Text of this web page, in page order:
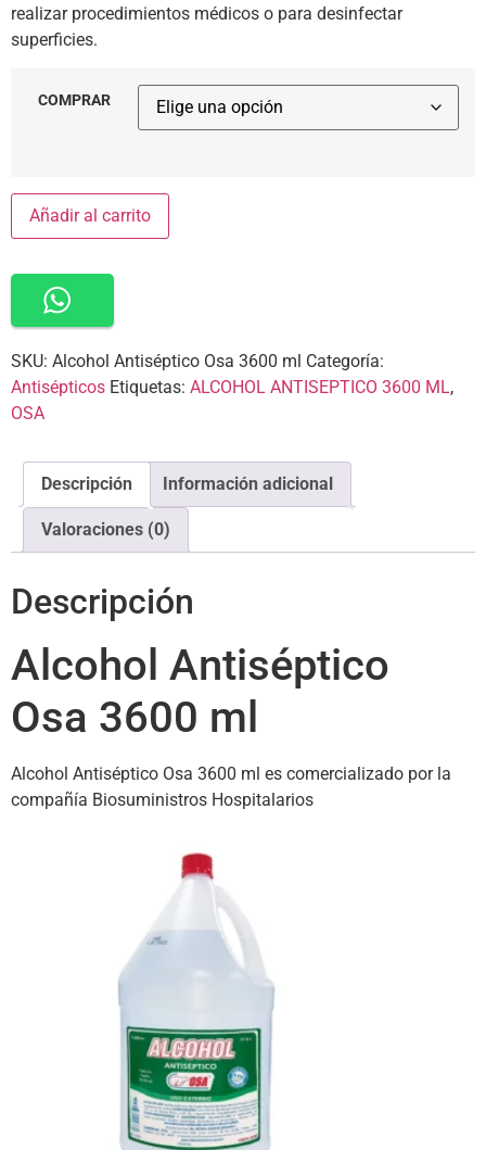
realizar procedimientos médicos o para desinfectar
superficies.
COMPRAR
Añadir al carrito
SKU: Alcohol Antiséptico Osa 3600 ml Categoría:
Antisépticos Etiquetas: ALCOHOL ANTISEPTICO 3600 ML,
OSA
Descripción Información adicional
Valoraciones (0)
Descripción
Alcohol Antiséptico
Osa 3600 ml
Alcohol Antiséptico Osa 3600 ml es comercializado por la
compañía Biosuministros Hospitalarios